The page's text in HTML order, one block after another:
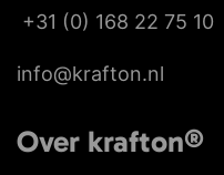
+31 (0) 168 22 75 10
info@krafton.nl
Over krafton®